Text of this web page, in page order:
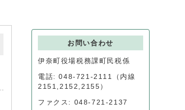
お問い合わせ
伊奈町役場税務課町民税係
電話: 048-721-2111（内線
2151,2152,2155）
ファクス: 048-721-2137